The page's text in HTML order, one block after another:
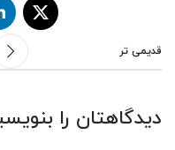
قدیمی تر
دیدگاهتان را